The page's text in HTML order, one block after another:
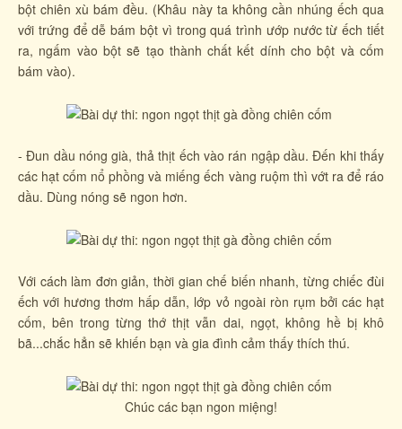
bột chiên xù bám đều. (Khâu này ta không cần nhúng ếch qua
với trứng để dễ bám bột vì trong quá trình ướp nước từ ếch tiết
ra, ngấm vào bột sẽ tạo thành chất kết dính cho bột và cốm
bám vào).
- Đun dầu nóng già, thả thịt ếch vào rán ngập dầu. Đến khi thấy
các hạt cốm nổ phồng và miếng ếch vàng ruộm thì vớt ra để ráo
dầu. Dùng nóng sẽ ngon hơn.
Với cách làm đơn giản, thời gian chế biến nhanh, từng chiếc đùi
ếch với hương thơm hấp dẫn, lớp vỏ ngoài ròn rụm bởi các hạt
cốm, bên trong từng thớ thịt vẫn dai, ngọt, không hề bị khô
bã...chắc hẳn sẽ khiến bạn và gia đình cảm thấy thích thú.
Chúc các bạn ngon miệng!